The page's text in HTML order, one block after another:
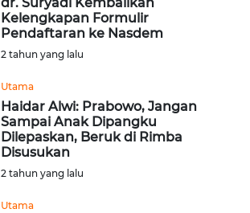
dr. Suryadi Kembalikan
Kelengkapan Formulir
Pendaftaran ke Nasdem
2 tahun yang lalu
Utama
Haidar Alwi: Prabowo, Jangan
Sampai Anak Dipangku
Dilepaskan, Beruk di Rimba
Disusukan
2 tahun yang lalu
Utama